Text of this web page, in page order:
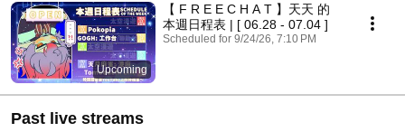
Upcoming
【 F R E E C H A T 】天天 的
本週日程表 | [ 06.28 - 07.04 ]
Scheduled for 9/24/26, 7:10 PM
Past live streams